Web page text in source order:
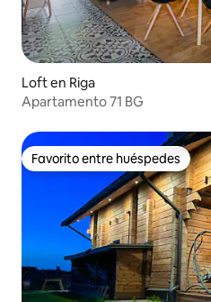
Loft en Riga
Apartamento 71 BG
Favorito entre huéspedes
Favorito entre huéspedes